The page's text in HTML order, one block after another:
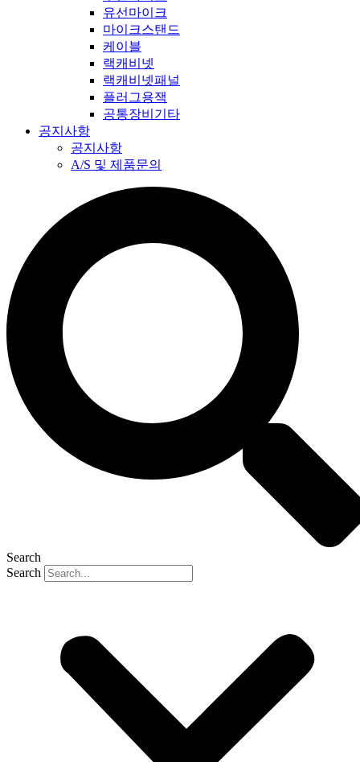
유선마이크
마이크스탠드
케이블
랙캐비넷
랙캐비넷패널
플러그용잭
공통장비기타
공지사항
공지사항
A/S 및 제품문의
Search
Search